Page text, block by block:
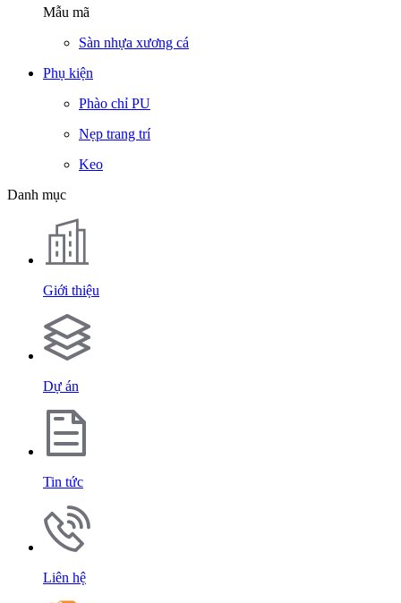
Mẫu mã
Sàn nhựa xương cá
Phụ kiện
Phào chỉ PU
Nẹp trang trí
Keo
Danh mục
Giới thiệu
Dự án
Tin tức
Liên hệ